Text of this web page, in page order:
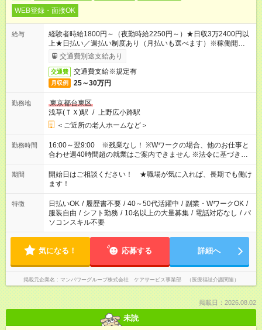
WEB登録・面接OK
給与
経験者時給1800円～（夜勤時給2250円～）★日収3万2400円以
上★日払い／週払い制度あり（月払いも選べます）※稼働開始時
は手続き完了次第のお支払いとなります。
交通費別途支給あり
交通費 交通費支給※規定有
月収例 25～30万円
勤務地
東京都台東区
浅草(ＴＸ)駅 / 上野広小路駅
＜ご近所の老人ホームなど＞
勤務時間
16:00～翌9:00 ※残業なし！ ※Wワークの場合、他のお仕事と
合わせ週40時間超の就業はご案内できません ※法令に基づき、
週20時間以上勤務は社会保険への加入対象となります ※労働者
派遣法（日雇い派遣の原則禁止）により、短時間・短期間の就
業はご案内が難しい場合があります
期間
開始日はご相談ください！ ★職場が気に入れば、長期でも働け
ます！
特徴 日払いOK / 履歴書不要 / 40～50代活躍中 / 副業・WワークOK /
服装自由 / シフト勤務 / 10名以上の大量募集 / 電話対応なし / パ
ソコンスキル不要
気になる！ 応募する 詳細へ
掲載元企業名 マンパワーグループ株式会社 ケアサービス事業部 （医療福祉介護関連）
掲載日：2026.08.02
未読